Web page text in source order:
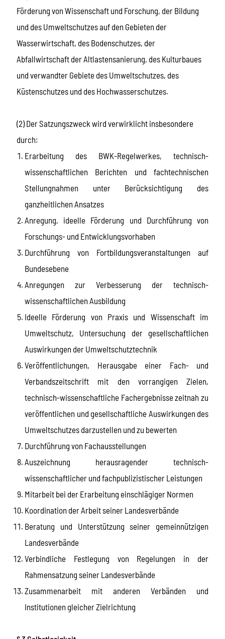
Förderung von Wissenschaft und Forschung, der Bildung
und des Umweltschutzes auf den Gebieten der
Wasserwirtschaft, des Bodenschutzes, der
Abfallwirtschaft der Altlastensanierung, des Kulturbaues
und verwandter Gebiete des Umweltschutzes, des
Küstenschutzes und des Hochwasserschutzes.
(2) Der Satzungszweck wird verwirklicht insbesondere
durch:
Erarbeitung des BWK-Regelwerkes, technisch-
wissenschaftlichen Berichten und fachtechnischen
Stellungnahmen unter Berücksichtigung des
ganzheitlichen Ansatzes
Anregung, ideelle Förderung und Durchführung von
Forschungs- und Entwicklungsvorhaben
Durchführung von Fortbildungsveranstaltungen auf
Bundesebene
Anregungen zur Verbesserung der technisch-
wissenschaftlichen Ausbildung
Ideelle Förderung von Praxis und Wissenschaft im
Umweltschutz, Untersuchung der gesellschaftlichen
Auswirkungen der Umweltschutztechnik
Veröffentlichungen, Herausgabe einer Fach- und
Verbandszeitschrift mit den vorrangigen Zielen,
technisch-wissenschaftliche Fachergebnisse zeitnah zu
veröffentlichen und gesellschaftliche Auswirkungen des
Umweltschutzes darzustellen und zu bewerten
Durchführung von Fachausstellungen
Auszeichnung herausragender technisch-
wissenschaftlicher und fachpublizistischer Leistungen
Mitarbeit bei der Erarbeitung einschlägiger Normen
Koordination der Arbeit seiner Landesverbände
Beratung und Unterstützung seiner gemeinnützigen
Landesverbände
Verbindliche Festlegung von Regelungen in der
Rahmensatzung seiner Landesverbände
Zusammenarbeit mit anderen Verbänden und
Institutionen gleicher Zielrichtung